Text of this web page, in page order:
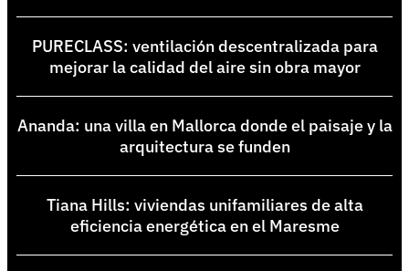
PURECLASS: ventilación descentralizada para
mejorar la calidad del aire sin obra mayor
Ananda: una villa en Mallorca donde el paisaje y la
arquitectura se funden
Tiana Hills: viviendas unifamiliares de alta
eficiencia energética en el Maresme